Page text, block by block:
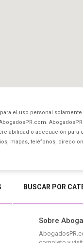
el uso personal
o adecuación para
mapas, teléfonos,
BUSCAR POR
Sobre